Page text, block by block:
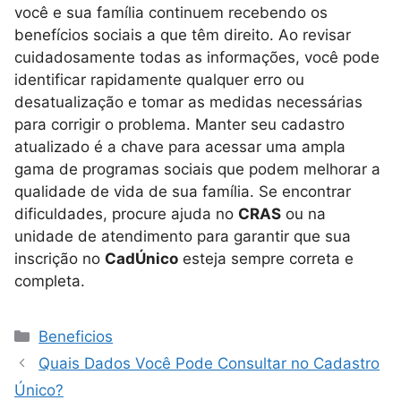
você e sua família continuem recebendo os
benefícios sociais a que têm direito. Ao revisar
cuidadosamente todas as informações, você pode
identificar rapidamente qualquer erro ou
desatualização e tomar as medidas necessárias
para corrigir o problema. Manter seu cadastro
atualizado é a chave para acessar uma ampla
gama de programas sociais que podem melhorar a
qualidade de vida de sua família. Se encontrar
dificuldades, procure ajuda no CRAS ou na
unidade de atendimento para garantir que sua
inscrição no CadÚnico esteja sempre correta e
completa.
Categorias
Beneficios
Quais Dados Você Pode Consultar no Cadastro
Único?